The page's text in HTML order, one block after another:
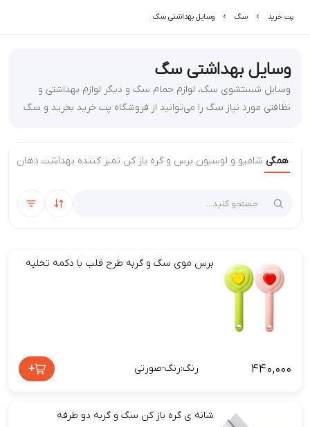
پت خرید سگ وسایل بهداشتی سگ
وسایل بهداشتی سگ
وسایل شستشوی سگ، لوازم حمام سگ و دیگر لوازم بهداشتی و
نظافتی مورد نیاز سگ را می‌توانید از فروشگاه پت خرید بخرید و سگ
همگی شامپو و لوسیون برس و گره باز کن تمیز کننده بهداشت دهان و
مرتب‌سازی
فیلتر
برس موی سگ و گربه طرح قلب با دکمه تخلیه
۴۴۰,۰۰۰ رنگ:رنگ-صورتی +
شانه ی گره باز کن سگ و گربه دو طرفه